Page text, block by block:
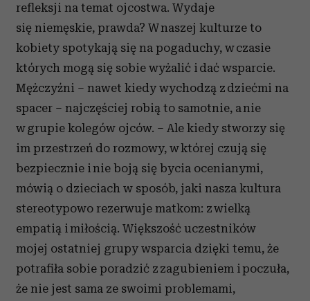
refleksji na temat ojcostwa. Wydaje
się niemęskie, prawda? W naszej kulturze to
kobiety spotykają się na pogaduchy, w czasie
których mogą się sobie wyżalić i dać wsparcie.
Mężczyźni – nawet kiedy wychodzą z dziećmi na
spacer – najczęściej robią to samotnie, a nie
w grupie kolegów ojców. – Ale kiedy stworzy się
im przestrzeń do rozmowy, w której czują się
bezpiecznie i nie boją się bycia ocenianymi,
mówią o dzieciach w sposób, jaki nasza kultura
stereotypowo rezerwuje matkom: z wielką
empatią i miłością. Większość uczestników
mojej ostatniej grupy wsparcia dzięki temu, że
potrafiła sobie poradzić z zagubieniem i poczuła,
że nie jest sama ze swoimi problemami,